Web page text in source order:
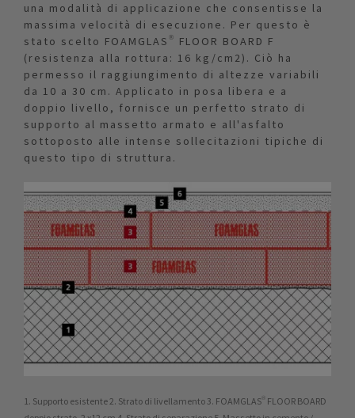
una modalità di applicazione che consentisse la
massima velocità di esecuzione. Per questo è
stato scelto FOAMGLAS® FLOOR BOARD F
(resistenza alla rottura: 16 kg/cm2). Ciò ha
permesso il raggiungimento di altezze variabili
da 10 a 30 cm. Applicato in posa libera e a
doppio livello, fornisce un perfetto strato di
supporto al massetto armato e all'asfalto
sottoposto alle intense sollecitazioni tipiche di
questo tipo di struttura.
1. Supporto esistente 2. Strato di livellamento 3. FOAMGLAS® FLOOR BOARD